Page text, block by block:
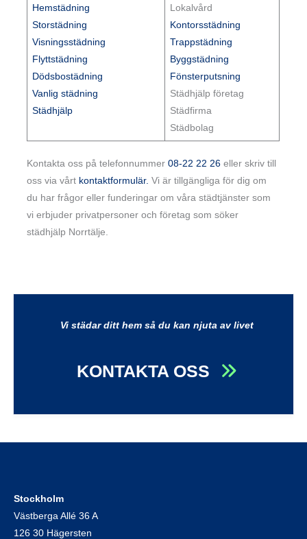
Hemstädning
Storstädning
Visningsstädning
Flyttstädning
Dödsbostädning
Vanlig städning
Städhjälp
Lokalvård
Kontorsstädning
Trappstädning
Byggstädning
Fönsterputsning
Städhjälp företag
Städfirma
Städbolag
Kontakta oss på telefonnummer08-22 22 26 eller skriv till
oss via vårt kontaktformulär. Vi är tillgängliga för dig om
du har frågor eller funderingar om våra städtjänster som
vi erbjuder privatpersoner och företag som söker
städhjälp Norrtälje.
Vi städar ditt hem så du kan njuta av livet
KONTAKTA OSS
Stockholm
Västberga Allé 36 A
126 30 Hägersten